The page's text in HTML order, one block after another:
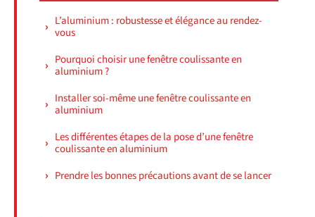
L’aluminium : robustesse et élégance au rendez-
vous
Pourquoi choisir une fenêtre coulissante en
aluminium ?
Installer soi-même une fenêtre coulissante en
aluminium
Les différentes étapes de la pose d’une fenêtre
coulissante en aluminium
Prendre les bonnes précautions avant de se lancer